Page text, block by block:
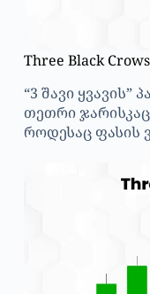
Three Black Crows
“3 შავი ყვავის”
თეთრი
როდესაც ფასის